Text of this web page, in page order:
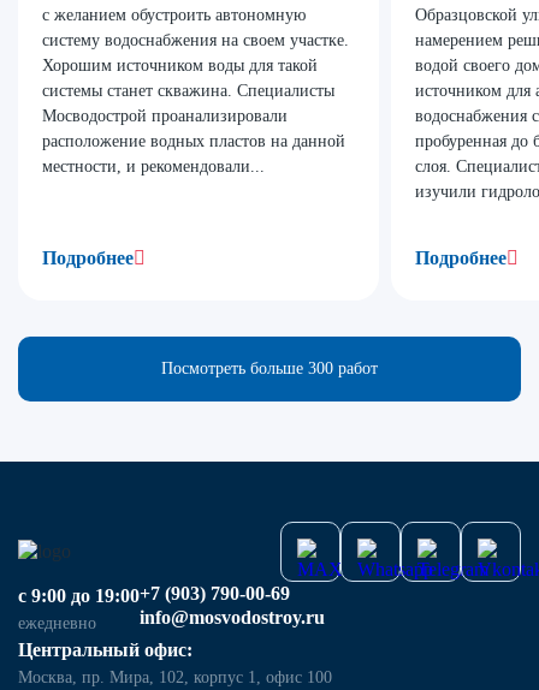
с желанием обустроить автономную
систему водоснабжения на своем участке.
Хорошим источником воды для такой
системы станет скважина. Специалисты
Мосводострой проанализировали
расположение водных пластов на данной
местности, и рекомендовали...
Подробнее
Образцовской
намерением
водой своего
источником для
водоснабжения
пробуренная до
слоя.
изучили
Подробнее
Посмотреть больше 300 работ
с 9:00 до 19:00
ежедневно
+7 (903) 790-00-69
info@mosvodostroy.ru
Центральный офис:
Москва, пр. Мира, 102, корпус 1, офис 100